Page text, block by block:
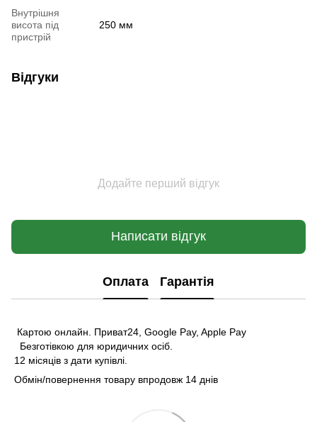
Внутрішня
висота під
пристрій
250 мм
Відгуки
Додайте перший відгук
Написати відгук
Оплата Гарантія
Картою онлайн. Приват24, Google Pay, Apple Pay
Безготівкою для юридичних осіб.
12 місяців з дати купівлі.
Обмін/повернення товару впродовж 14 днів